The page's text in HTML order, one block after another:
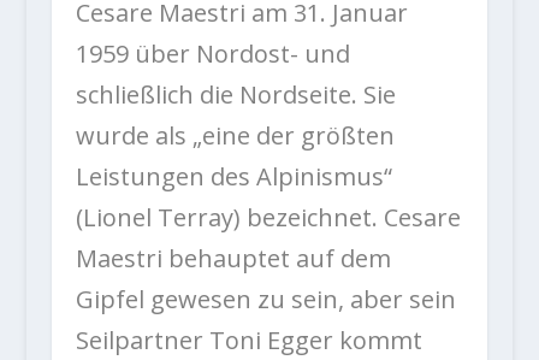
Cesare Maestri am 31. Januar
1959 über Nordost- und
schließlich die Nordseite. Sie
wurde als „eine der größten
Leistungen des Alpinismus“
(Lionel Terray) bezeichnet. Cesare
Maestri behauptet auf dem
Gipfel gewesen zu sein, aber sein
Seilpartner Toni Egger kommt